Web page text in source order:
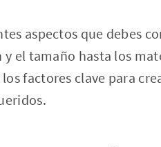
aspectos que debes
el tamaño hasta los
factores clave para